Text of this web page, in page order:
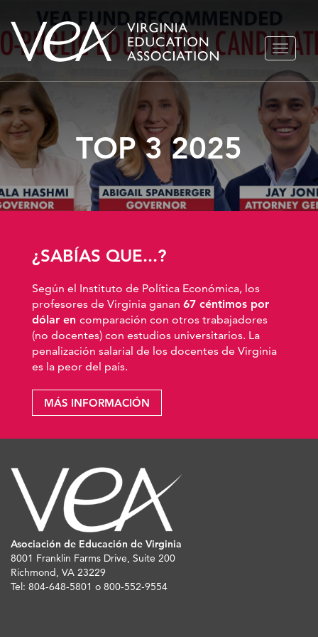
Ir
al
TOP 3 2025
¿SABÍAS QUE...?
Según el Instituto de Política Económica, los
profesores de Virginia ganan 67 céntimos por
dólar en comparación con otros trabajadores
(no docentes) con estudios universitarios. La
penalización salarial de los docentes de Virginia
es la peor del país.
MÁS INFORMACIÓN
Asociación de Educación de Virginia
8001 Franklin Farms Drive, Suite 200
Richmond, VA 23229
Tel: 804-648-5801 o 800-552-9554